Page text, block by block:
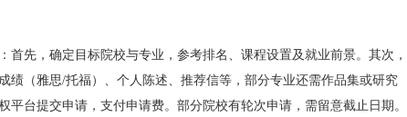
首先，确定目标院校与专业，参考排名、课程设置及就业前景。其次，
绩（雅思/托福）、个人陈述、推荐信等，部分专业还需作品集或研究
平台提交申请，支付申请费。部分院校有轮次申请，需留意截止日期。